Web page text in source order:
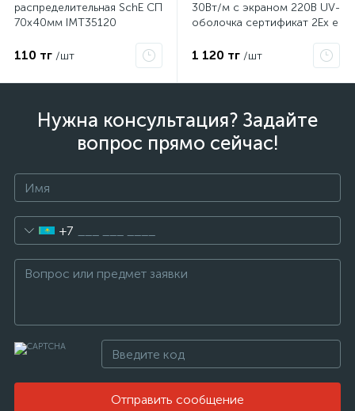
распределительная SchE СП
70х40мм IMT35120
110 тг /шт
30Вт/м с экраном 220В UV-
оболочка сертификат 2Ex e
PHC-30
1 120 тг /шт
Нужна консультация? Задайте
вопрос прямо сейчас!
+7
Отправить сообщение